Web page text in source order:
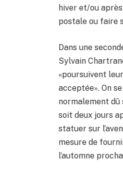
hiver et/ou
postale ou faire
Dans une
Sylvain
«poursuivent
acceptée». On
normalement
soit deux jours
statuer sur
mesure de
l’automne